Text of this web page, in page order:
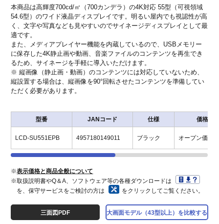
本商品は高輝度700cd/㎡（700カンデラ）の4K対応 55型（可視領域
54.6型）のワイド液晶ディスプレイです。明るい屋内でも視認性が高
く、文字や写真なども見やすいのでサイネージディスプレイとして最
適です。
また、メディアプレイヤー機能を内蔵しているので、USBメモリー
に保存した4K静止画や動画、音楽ファイルのコンテンツを再生でき
るため、サイネージを手軽に導入いただけます。
※ 縦画像（静止画・動画）のコンテンツには対応していないため、
縦設置する場合は、縦画像を90°回転させたコンテンツを準備してい
ただく必要があります。
型番 JANコード 仕様 価格
LCD-SU551EPB 4957180149011 ブラック オープン価格
※表示価格と商品全般について
※取扱説明書やQ＆A、ソフトウェア等の各種ダウンロードは
を、保守サービスをご検討の方は
をクリックしてご覧ください。
三面図PDF 大画面モデル（43型以上）を比較する